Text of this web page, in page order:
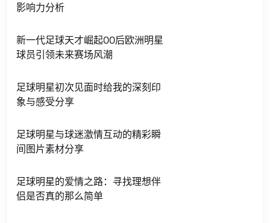
影响力分析
新一代足球天才崛起00后欧洲明星
球员引领未来赛场风潮
足球明星初次见面时给我的深刻印
象与感受分享
足球明星与球迷激情互动的精彩瞬
间图片素材分享
足球明星的爱情之路：寻找理想伴
侣是否真的那么简单